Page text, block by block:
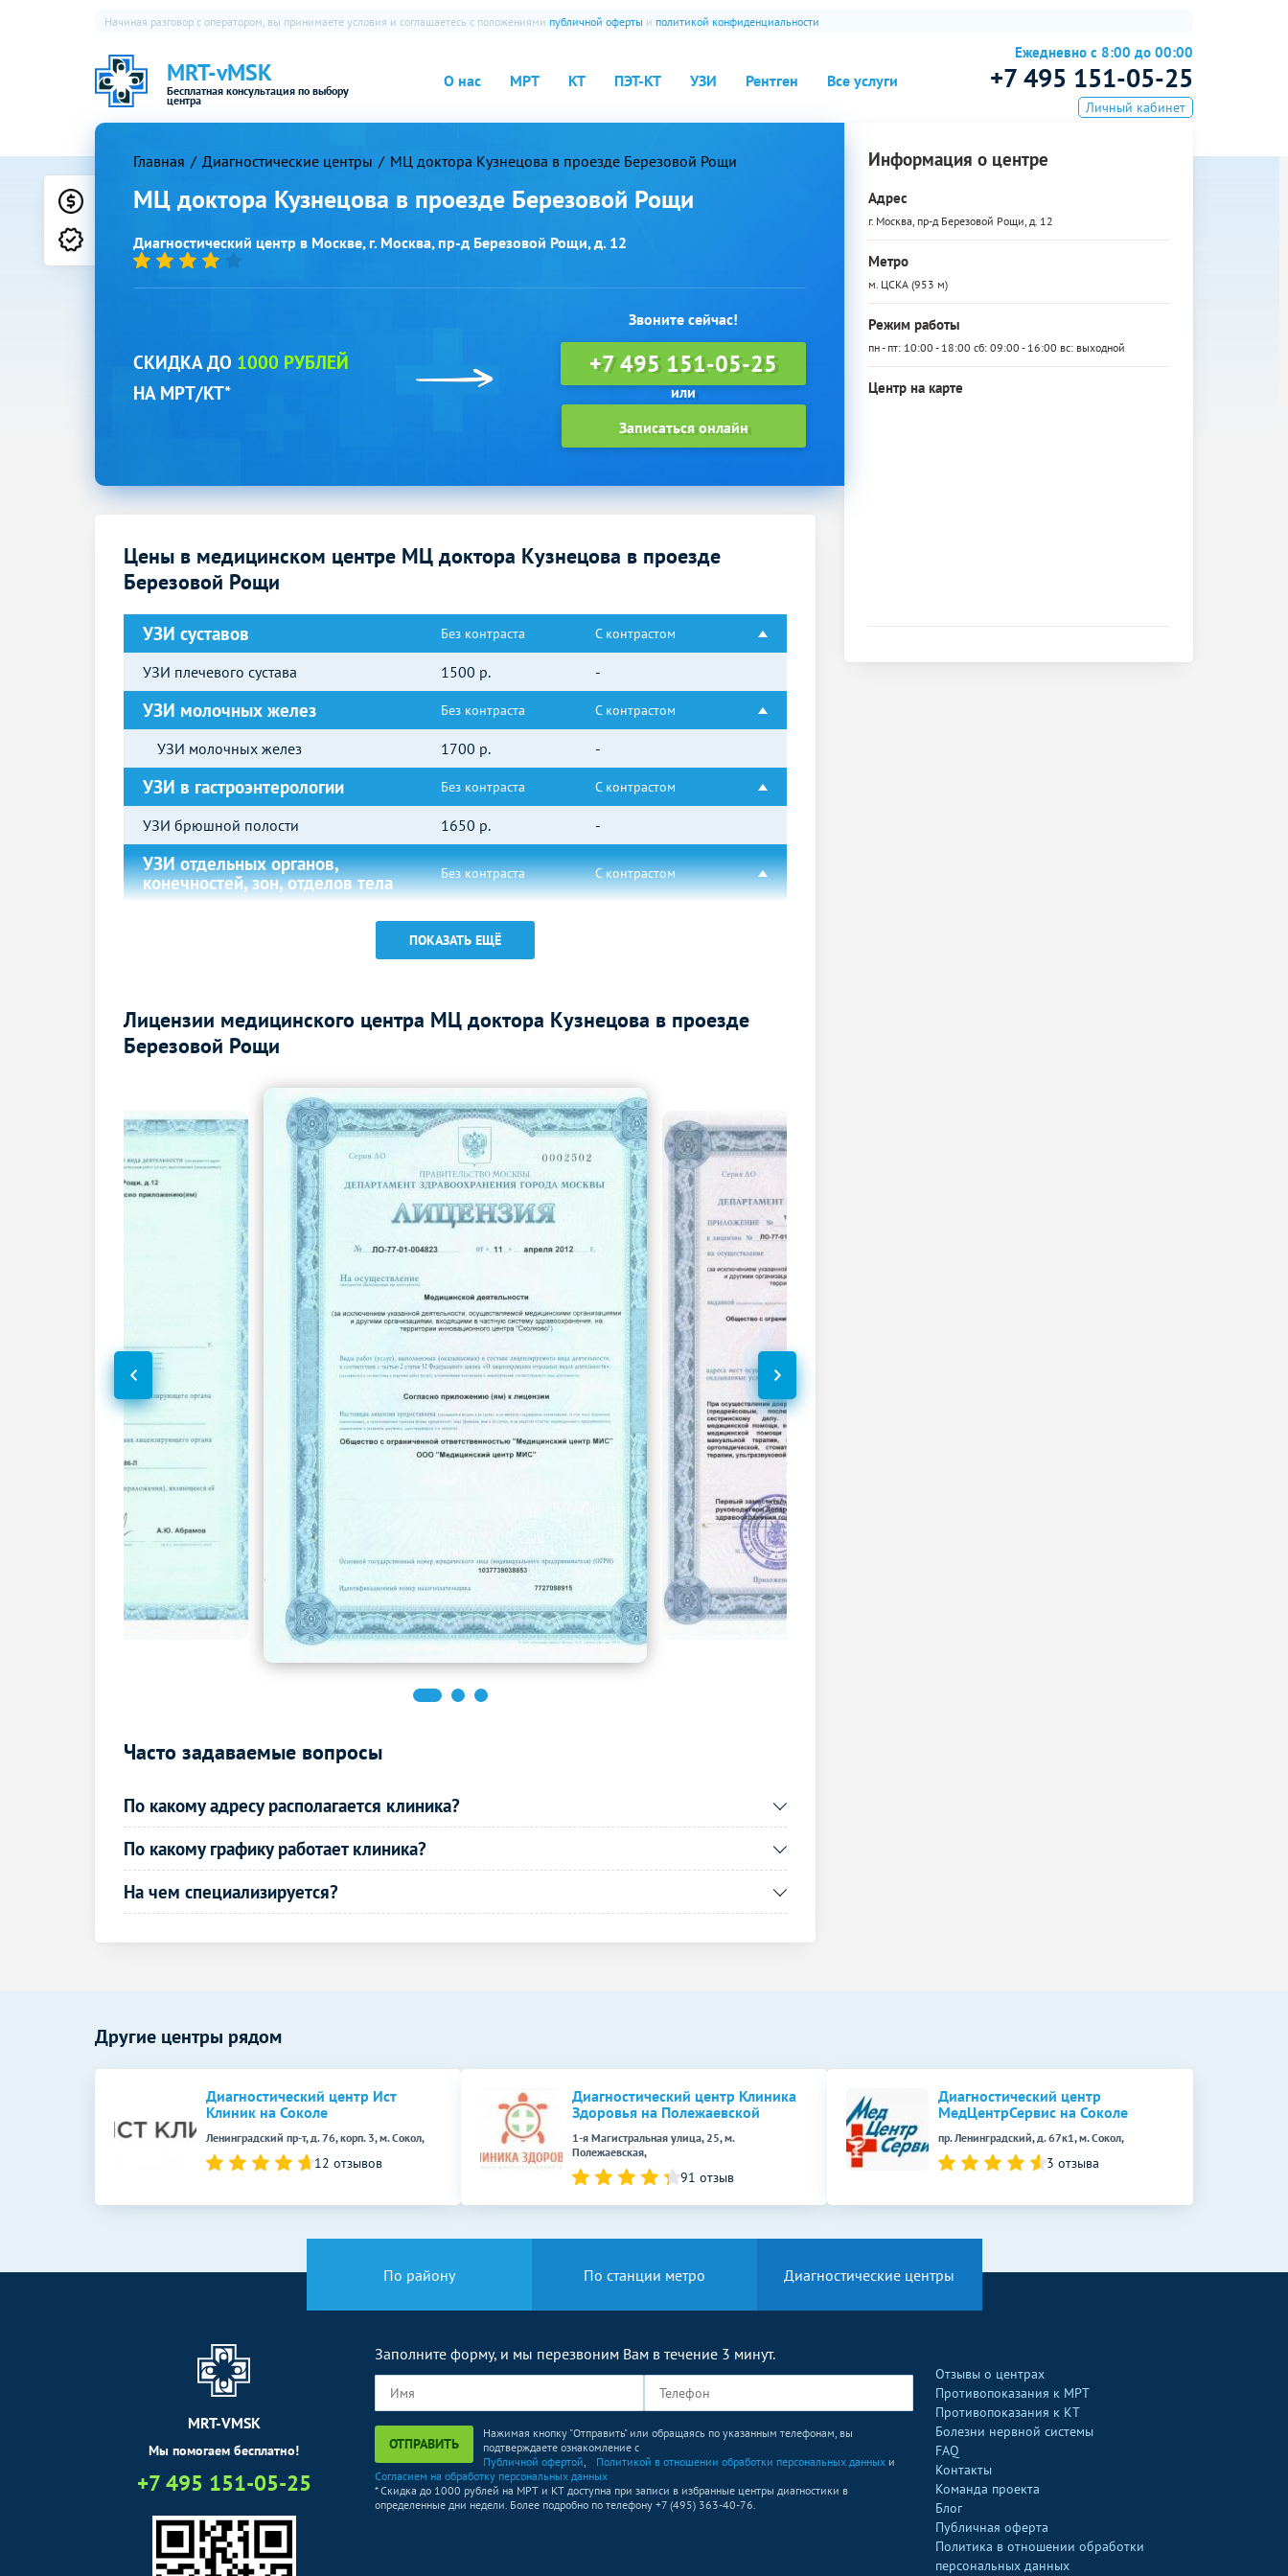
MRT-vMSK
Бесплатная консультация по выбору
центра
О нас МРТ КТ ПЭТ-КТ УЗИ Рентген Все услуги
Начиная разговор с оператором, вы принимаете условия и соглашаетесь с положениями публичной оферты и политикой конфиденциальности
Ежедневно с 8:00 до 00:00
+7 495 151-05-25
Личный кабинет
Лицензии
Главная Диагностические центры МЦ доктора Кузнецова в проезде Березовой Рощи
МЦ доктора Кузнецова в проезде Березовой Рощи
Диагностический центр в Москве, г. Москва, пр-д Березовой Рощи, д. 12
СКИДКА ДО 1000 РУБЛЕЙ
НА МРТ/КТ*
Звоните сейчас!
+7 495 151-05-25
Записаться онлайн
Информация о центре
Адрес
г. Москва, пр-д Березовой Рощи, д. 12
Метро
м. ЦСКА (953 м)
Режим работы
пн - пт: 10:00 - 18:00 сб: 09:00 - 16:00 вс: выходной
Центр на карте
Цены в медицинском центре МЦ доктора Кузнецова в проезде
Березовой Рощи
УЗИ суставов Без контраста С контрастом
УЗИ плечевого сустава 1500 р. -
УЗИ молочных желез Без контраста С контрастом
УЗИ молочных желез 1700 р. -
УЗИ в гастроэнтерологии Без контраста С контрастом
УЗИ брюшной полости 1650 р. -
УЗИ отдельных органов,
конечностей, зон, отделов тела
Без контраста С контрастом
1500р.
1500р.
УЗИ шейного отдела позвоночника
2000 р.
УЗИ лимфоузлов 1700р. -
УЗИ в урологии Без контраста С контрастом
УЗИ почек и надпочечников 1600р.
-
УЗИ простаты (предстательной железы)
трансабдоминально
УЗИ в гинекологии С контрастом
УЗИ малого таза у женщин
(трансабдоминально)
2300р.
Дуплексное сканирование сосудов Без контраста С контрастом
УЗИ артерий нижних конечностей
(дуплексное)
1600р. -
Рентген зубов С контрастом
Функциональная диагностика Без контраста С контрастом
Электрокардиография (ЭКГ) 1200
Эндоскопические методы
Без контраста С контрастом
2500р.
ПОКАЗАТЬ ЕЩЁ
Лицензии медицинского центра МЦ доктора Кузнецова в проезде
Березовой Рощи
Часто задаваемые вопросы
По какому адресу располагается клиника?
По какому графику работает клиника?
На чем специализируется?
Другие центры рядом
Диагностический центр Ист
Клиник на Соколе
Ленинградский пр-т, д. 76, корп. 3, м. Сокол,
12 отзывов
Диагностический центр Клиника
Здоровья на Полежаевской
1-я Магистральная улица, 25, м.
Полежаевская,
91 отзыв
Диагностический центр
МедЦентрСервис на Соколе
пр. Ленинградский, д. 67к1, м. Сокол,
3 отзыва
По району По станции метро Диагностические центры
MRT-VMSK
Мы помогаем бесплатно!
+7 495 151-05-25
Заполните форму, и мы перезвоним Вам в течение 3 минут.
ОТПРАВИТЬ
Нажимая кнопку "Отправить" или обращаясь по указанным телефонам, вы
подтверждаете ознакомление с
Публичной офертой, Политикой в отношении обработки персональных данных и
Согласием на обработку персональных данных
* Скидка до 1000 рублей на МРТ и КТ доступна при записи в избранные центры диагностики в
определенные дни недели. Более подробно по телефону +7 (495) 363-40-76.
Отзывы о центрах
Противопоказания к МРТ
Противопоказания к КТ
Болезни нервной системы
FAQ
Контакты
Команда проекта
Блог
Публичная оферта
Политика в отношении обработки
персональных данных